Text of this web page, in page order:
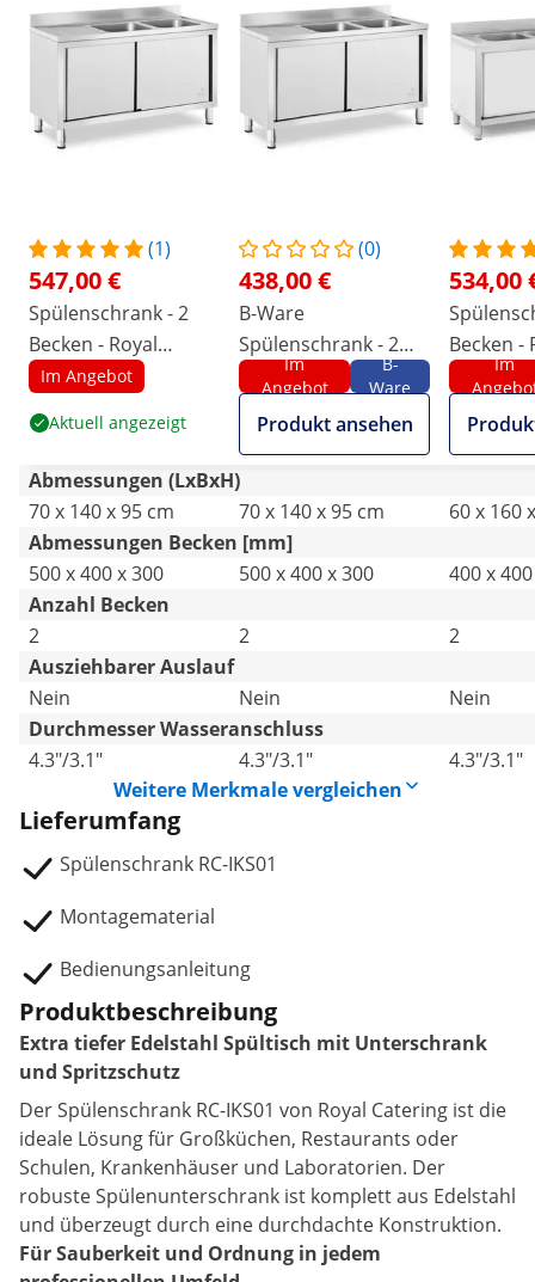
(1)
547,00 €
Spülenschrank - 2
Becken - Royal
Catering - Edelstahl -
Im Angebot
Aktuell angezeigt
(0)
438,00 €
B-Ware
Spülenschrank - 2
Becken - Royal
Catering - Edelstahl -
140 x 70 cm
Im
Angebot
B-
Ware
Produkt ansehen
534,00
Becken -
160 x 60
Im
Abmessungen (LxBxH)
70 x 140 x 95 cm
70 x 140 x 95 cm
60 x 160
Abmessungen Becken [mm]
500 x 400 x 300
500 x 400 x 300
400 x
Anzahl Becken
2
2
2
Ausziehbarer Auslauf
Nein
Nein
Nein
Durchmesser Wasseranschluss
4.3"/3.1"
4.3"/3.1"
4.3"/3.1"
Weitere Merkmale vergleichen
Lieferumfang
Spülenschrank RC-IKS01
Montagematerial
Bedienungsanleitung
Produktbeschreibung
Extra tiefer Edelstahl Spültisch mit Unterschrank
und Spritzschutz
Der Spülenschrank RC-IKS01 von Royal Catering ist die
ideale Lösung für Großküchen, Restaurants oder
Schulen, Krankenhäuser und Laboratorien. Der
robuste Spülenunterschrank ist komplett aus Edelstahl
und überzeugt durch eine durchdachte Konstruktion.
Für Sauberkeit und Ordnung in jedem